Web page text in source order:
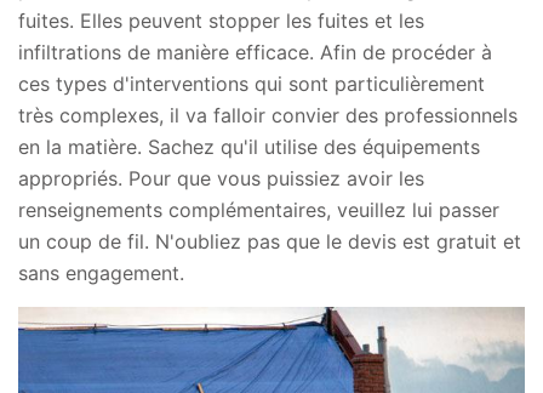
fuites. Elles peuvent stopper les fuites et les
infiltrations de manière efficace. Afin de procéder à
ces types d'interventions qui sont particulièrement
très complexes, il va falloir convier des professionnels
en la matière. Sachez qu'il utilise des équipements
appropriés. Pour que vous puissiez avoir les
renseignements complémentaires, veuillez lui passer
un coup de fil. N'oubliez pas que le devis est gratuit et
sans engagement.